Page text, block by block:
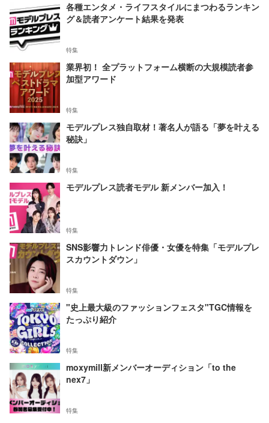
各種エンタメ・ライフスタイルにまつわるランキン
グ＆読者アンケート結果を発表
特集
業界初！ 全プラットフォーム横断の大規模読者参
加型アワード
特集
モデルプレス独自取材！著名人が語る「夢を叶える
秘訣」
特集
モデルプレス読者モデル 新メンバー加入！
特集
SNS影響力トレンド俳優・女優を特集「モデルプレ
スカウントダウン」
特集
"史上最大級のファッションフェスタ"TGC情報を
たっぷり紹介
特集
moxymill新メンバーオーディション「to the
nex7」
特集